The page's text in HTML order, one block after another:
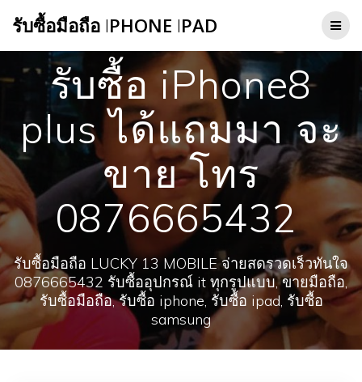
to
รับซื้อมือถือ IPHONE IPAD
รับซื้อ iPhone8
plus ได้แถมมา จะ
ขาย โทร
0876665432
รับซื้อมือถือ LUCKY 13 MOBILE จ่ายสดรวดเร็วทันใจ
0876665432 รับซื้ออุปกรณ์ it ทุกรูปแบบ, ขายมือถือ,
รับซื้อมือถือ, รับซื้อ iphone, รับซื้อ ipad, รับซื้อ
samsung